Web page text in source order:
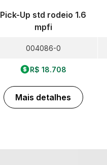
Pick-Up std rodeio 1.6
mpfi
004086-0
R$ 18.708
Mais detalhes